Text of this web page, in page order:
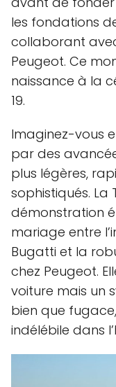
les fondations
collaborant
Peugeot. Ce
naissance à la
19.
Imaginez-vous
par des
plus légères,
sophistiqués. La
démonstration
mariage entre
Bugatti et la
chez Peugeot.
voiture mais un
bien que
indélébile dans